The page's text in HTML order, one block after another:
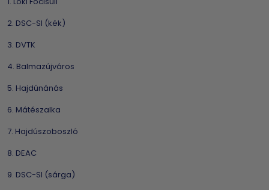
2. DSC-SI (kék)
3. DVTK
4. Balmazújváros
5. Hajdúnánás
6. Mátészalka
7. Hajdúszoboszló
8. DEAC
9. DSC-SI (sárga)